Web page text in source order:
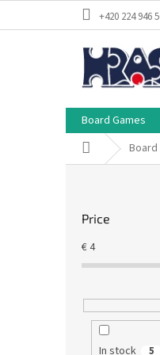
+420 224 946
Board Games
Home Board
Price
€4
In stock 5